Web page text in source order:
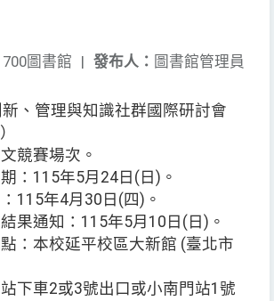
發布人： 圖書館管理員
700圖書館 |
、管理與知識社群國際研討會
競賽場次。
：115年5月24日(日)。
115年4月30日(四)。
果通知：115年5月10日(日)。
：本校延平校區大新館 (臺北市
下車2或3號出口或小南門站1號